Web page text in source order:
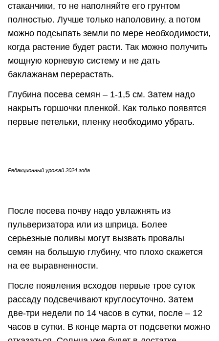
стаканчики, то не наполняйте его грунтом
полностью. Лучше только наполовину, а потом
можно подсыпать земли по мере необходимости,
когда растение будет расти. Так можно получить
мощную корневую систему и не дать
баклажанам перерастать.
Глубина посева семян – 1-1,5 см. Затем надо
накрыть горшочки пленкой. Как только появятся
первые петельки, пленку необходимо убрать.
Редакционный урожай 2024 года
После посева почву надо увлажнять из
пульверизатора или из шприца. Более
серьезные поливы могут вызвать провалы
семян на большую глубину, что плохо скажется
на ее выравненности.
После появления всходов первые трое суток
рассаду подсвечивают круглосуточно. Затем
две-три недели по 14 часов в сутки, после – 12
часов в сутки. В конце марта от подсветки можно